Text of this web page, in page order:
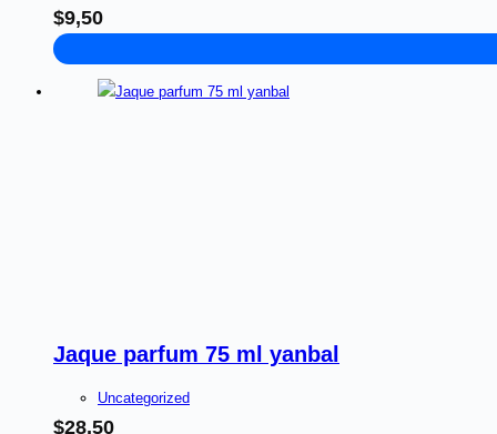
$9,50
Jaque parfum 75 ml yanbal
Uncategorized
$28,50